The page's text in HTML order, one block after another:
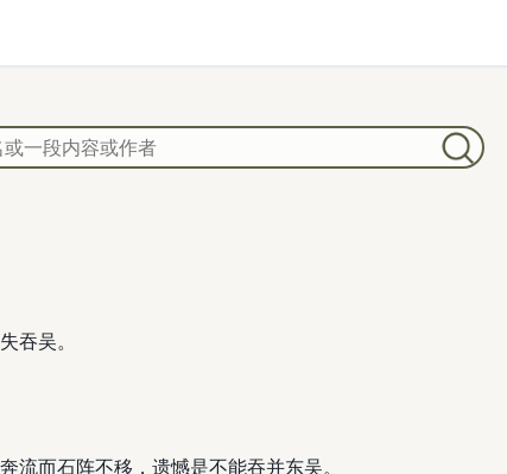
吞吴。
流而石阵不移，遗憾是不能吞并东吴。